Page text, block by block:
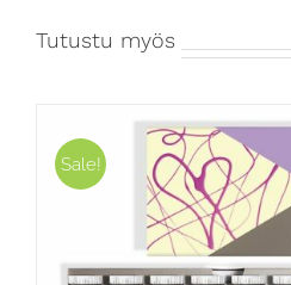
Tutustu myös
Sale!